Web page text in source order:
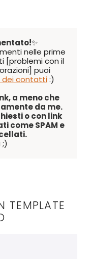
✨
nelle prime
[problemi con il
puoi
dei contatti:)
a meno che
da me.
o con link
come SPAM e
TEMPLATE